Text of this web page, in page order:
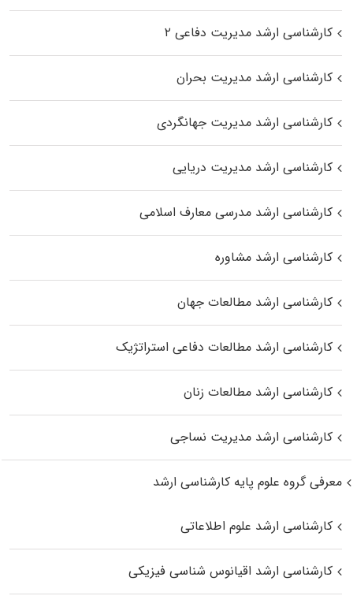
کارشناسی ارشد مدیریت دفاعی ۲
کارشناسی ارشد مدیریت بحران
کارشناسی ارشد مدیریت جهانگردی
کارشناسی ارشد مدیریت دریایی
کارشناسی ارشد مدرسی معارف اسلامی
کارشناسی ارشد مشاوره
کارشناسی ارشد مطالعات جهان
کارشناسی ارشد مطالعات دفاعی استراتژیک
کارشناسی ارشد مطالعات زنان
کارشناسی ارشد مدیریت نساجی
معرفی گروه علوم پایه کارشناسی ارشد
کارشناسی ارشد علوم اطلاعاتی
کارشناسی ارشد اقیانوس‌ شناسی فیزیکی